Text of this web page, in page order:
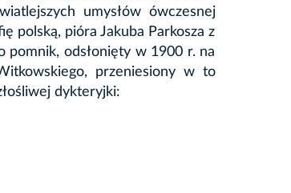
umysłów ówczesnej
polską, pióra Jakuba Parkosza z
pomnik, odsłonięty w 1900 r. na
przeniesiony w to
dykteryjki: